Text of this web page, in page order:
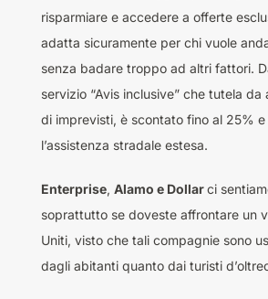
risparmiare e accedere a offerte
adatta sicuramente per chi vuole
senza badare troppo ad altri fattori.
servizio “Avis inclusive” che tutela
di imprevisti, è scontato fino al 25%
l’assistenza stradale estesa.
Enterprise, Alamo e Dollarci
soprattutto se doveste affrontare un
Uniti, visto che tali compagnie sono
dagli abitanti quanto dai turisti